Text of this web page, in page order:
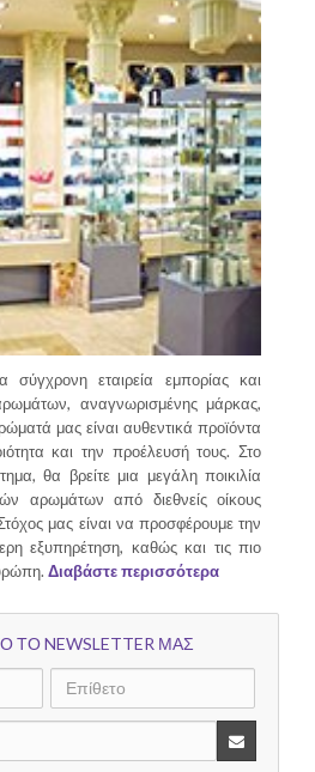
σύγχρονη εταιρεία εμπορίας και
αναγνωρισμένης μάρκας,
μας είναι αυθεντικά προϊόντα
και την προέλευσή τους. Στο
θα βρείτε μια μεγάλη ποικιλία
αρωμάτων από διεθνείς οίκους
μας είναι να προσφέρουμε την
εξυπηρέτηση, καθώς και τις πιο
Διαβάστε περισσότερα
ΤΟ NEWSLETTER ΜΑΣ